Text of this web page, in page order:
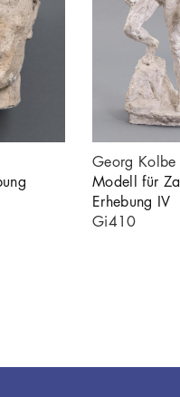
Georg Kolbe
Modell für
Erhebung IV
Gi410